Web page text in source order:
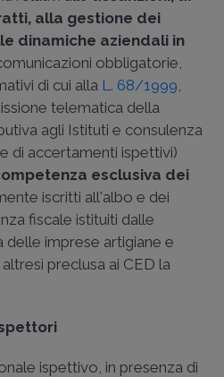
alla gestione dei
dinamiche aziendali in
obbligatorie,
di cui alla L. 68/1999
telematica della
agli Istituti e consulenza
di accertamenti ispettivi)
esclusiva dei
iscritti all'albo e dei
fiscale istituiti dalle
delle imprese artigiane e
preclusa ai CED la
ispettivo, in presenza di